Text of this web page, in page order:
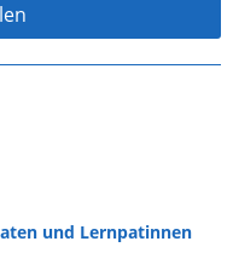
und Lernpatinnen